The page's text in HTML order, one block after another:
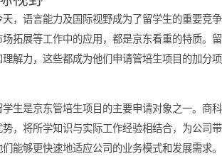
跨学科背景的留学生也愈发受到京东的青
和创新能力为企业注入了新鲜血液。跨学
际视野
今天，语言能力及国际视野成为了留学生
市场拓展等工作中的应用，都是京东看重